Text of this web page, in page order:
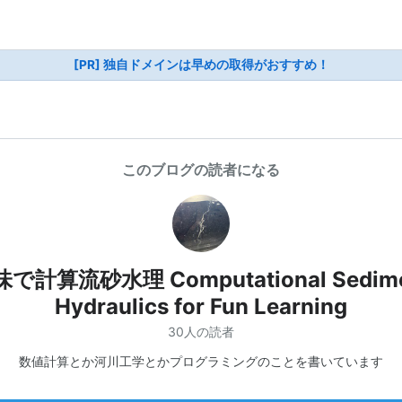
[PR] 独自ドメインは早めの取得がおすすめ！
このブログの読者になる
で計算流砂水理 Computational
Hydraulics for Fun Learning
30人の読者
数値計算とか河川工学とかプログラミングのことを書いています